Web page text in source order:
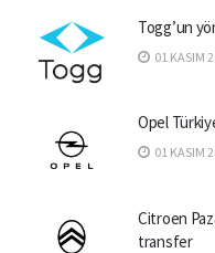
Togg’un
01 KASIM
Opel
01 KASIM
Citroen
transfer